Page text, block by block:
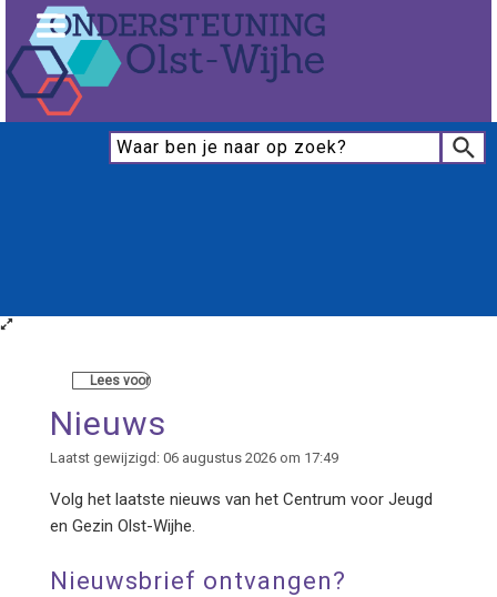
Lees voor
Nieuws
Laatst gewijzigd: 06 augustus 2026 om 17:49
Volg het laatste nieuws van het Centrum voor Jeugd
en Gezin Olst-Wijhe.
Nieuwsbrief ontvangen?